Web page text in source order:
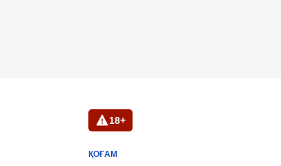
18+
ҚОҒАМ